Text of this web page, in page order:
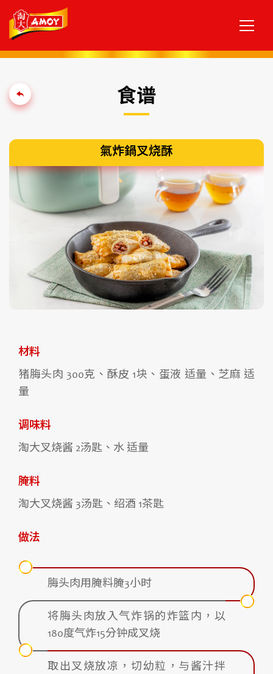
食谱
氣炸鍋叉烧酥
材料
猪脢头肉 300克、酥皮 1块、蛋液 适量、芝麻 适
量
调味料
淘大叉烧酱 2汤匙、水 适量
腌料
淘大叉烧酱 3汤匙、绍酒 1茶匙
做法
脢头肉用腌料腌3小时
将脢头肉放入气炸锅的炸篮内，以
180度气炸15分钟成叉烧
取出叉烧放凉，切幼粒，与酱汁拌